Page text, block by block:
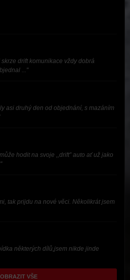
drift komunikace vždy dobrá
..."
asi druhý den od objednání, s mazáním
hodit na svoje ,,drift” auto ať už jako
tak prijdu na nové věci. Několikrát jsem
některých dílů,jsem nikde jinde
VŠE